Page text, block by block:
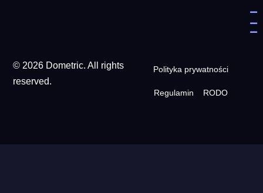
© 2026 Dometric. All rights
reserved.
Polityka prywatności
Regulamin RODO